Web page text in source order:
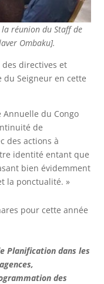
réunion du Staff de
Ombaku].
directives et
Seigneur en cette
Annuelle du Congo
de
des actions à
identité entant que
bien évidemment
la ponctualité. »
pour cette année
Planification dans les
des